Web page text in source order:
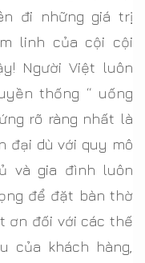
đi những giá trị
linh của cội cội
Người Việt luôn
thống “ uống
rõ ràng nhất là
đại dù với quy mô
và gia đình luôn
để đặt bàn thờ
ơn đối với các thế
của khách hàng,